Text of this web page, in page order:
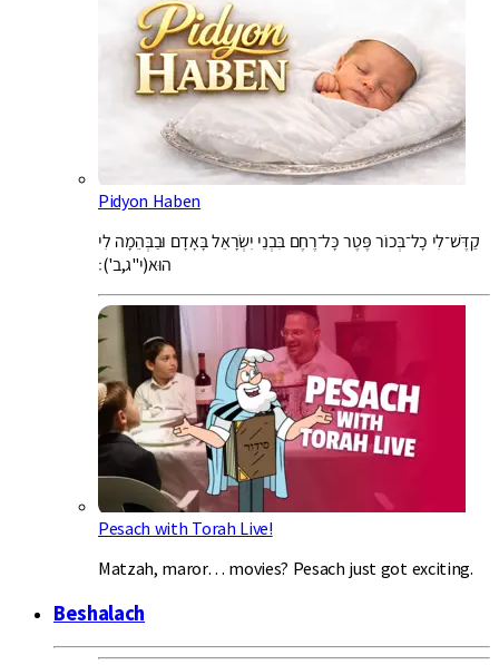
Pidyon Haben
קַדֶּשׁ־לִי כָל־בְּכוֹר פֶּטֶר כָּל־רֶחֶם בִּבְנֵי יִשְׂרָאֵל בָּאָדָם וּבַבְּהֵמָה לִי
הוּא(י"ג,ב')׃
Pesach with Torah Live!
Matzah, maror… movies? Pesach just got exciting.
Beshalach